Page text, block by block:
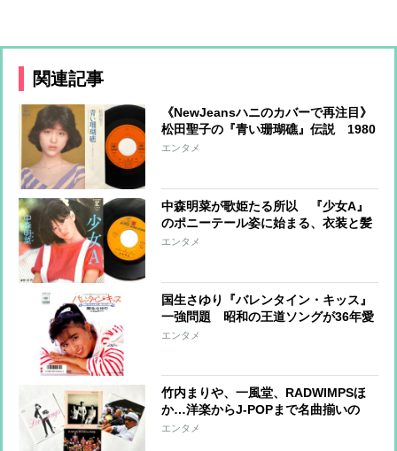
関連記事
《NewJeansハニのカバーで再注目》
松田聖子の『青い珊瑚礁』伝説 1980
年9月の『ザ・ベストテン』1位獲得は
エンタメ
中森明菜が歌姫たる所以 『少女A』
のポニーテール姿に始まる、衣装と髪
型の“明菜伝説”
エンタメ
国生さゆり『バレンタイン・キッス』
一強問題 昭和の王道ソングが36年愛
されるワケ
エンタメ
竹内まりや、一風堂、RADWIMPSほ
か…洋楽からJ-POPまで名曲揃いの
「セプテンバー」ソング 夏から秋に
エンタメ